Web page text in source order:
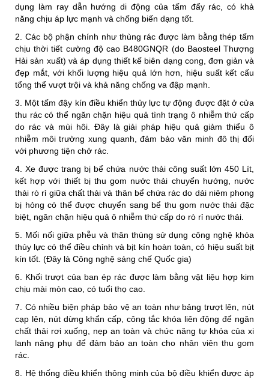
dụng làm ray dẫn hướng di động của tấm đẩy rác, có khả
năng chịu áp lực mạnh và chống biến dạng tốt.
2. Các bộ phận chính như thùng rác được làm bằng thép tấm
chịu thời tiết cường độ cao B480GNQR (do Baosteel Thượng
Hải sản xuất) và áp dụng thiết kế biên dạng cong, đơn giản và
đẹp mắt, với khối lượng hiệu quả lớn hơn, hiệu suất kết cấu
tổng thể vượt trội và khả năng chống va đập mạnh.
3. Một tấm đậy kín điều khiển thủy lực tự động được đặt ở cửa
thu rác có thể ngăn chặn hiệu quả tình trạng ô nhiễm thứ cấp
do rác và mùi hôi. Đây là giải pháp hiệu quả giảm thiểu ô
nhiễm môi trường xung quanh, đảm bảo văn minh đô thị đối
với phương tiện chở rác.
4. Xe được trang bị bể chứa nước thải công suất lớn 450 Lít,
kết hợp với thiết bị thu gom nước thải chuyển hướng, nước
thải rò rỉ giữa chất thải và thân bể chứa rác do dải niêm phong
bị hỏng có thể được chuyển sang bể thu gom nước thải đặc
biệt, ngăn chặn hiệu quả ô nhiễm thứ cấp do rò rỉ nước thải.
5. Mối nối giữa phễu và thân thùng sử dụng công nghệ khóa
thủy lực có thể điều chỉnh và bịt kín hoàn toàn, có hiệu suất bịt
kín tốt. (Đây là Công nghệ sáng chế Quốc gia)
6. Khối trượt của ban ép rác được làm bằng vật liệu hợp kim
chịu mài mòn cao, có tuổi thọ cao.
7. Có nhiều biện pháp bảo vệ an toàn như bảng trượt lên, nút
cạp lên, nút dừng khẩn cấp, công tắc khóa liên động để ngăn
chất thải rơi xuống, nẹp an toàn và chức năng tự khóa của xi
lanh nâng phụ để đảm bảo an toàn cho nhân viên thu gom
rác.
8. Hệ thống điều khiển thông minh của bộ điều khiển được áp